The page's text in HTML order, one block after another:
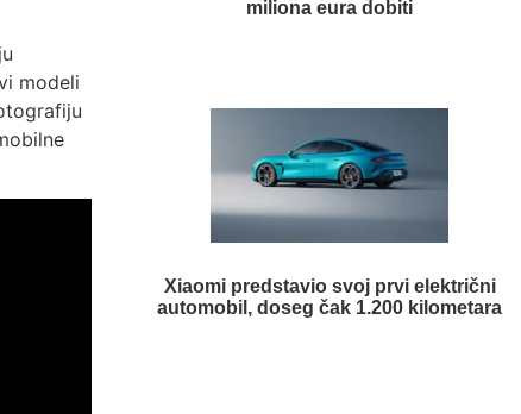
modeli
miliona eura dobiti
Xiaomi predstavio svoj prvi električni
automobil, doseg čak 1.200 kilometara